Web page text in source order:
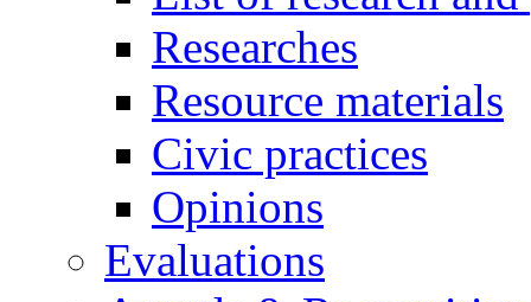
Researches
Resource materials
Civic practices
Opinions
Evaluations